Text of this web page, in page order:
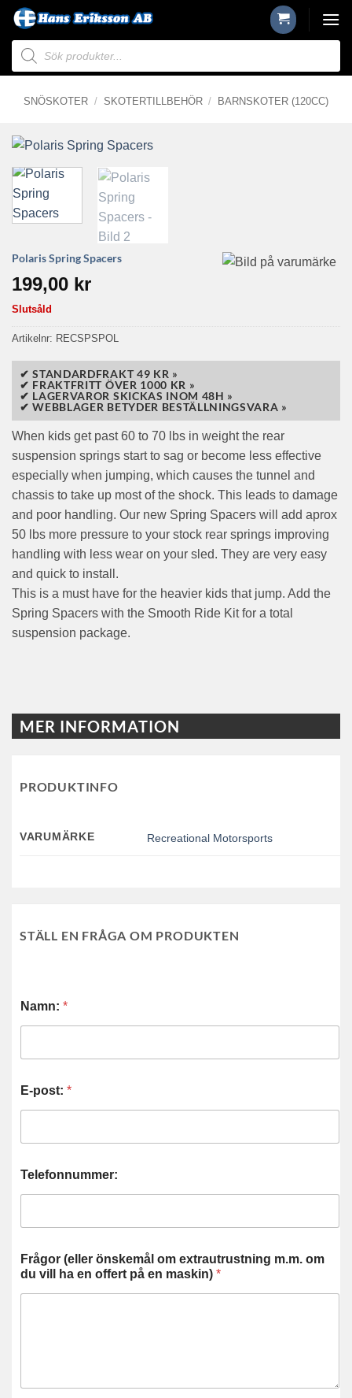
Skip
content
Produktsökning
SNÖSKOTER / SKOTERTILLBEHÖR / BARNSKOTER (120CC)
Polaris Spring Spacers
199,00 kr
Slutsåld
Artikelnr: RECSPSPOL
✔ STANDARDFRAKT 49 KR »
✔ FRAKTFRITT ÖVER 1000 KR »
✔ LAGERVAROR SKICKAS INOM 48H »
✔ WEBBLAGER BETYDER BESTÄLLNINGSVARA »
When kids get past 60 to 70 lbs in weight the rear
suspension springs start to sag or become less effective
especially when jumping, which causes the tunnel and
chassis to take up most of the shock. This leads to damage
and poor handling. Our new Spring Spacers will add aprox
50 lbs more pressure to your stock rear springs improving
handling with less wear on your sled. They are very easy
and quick to install.
This is a must have for the heavier kids that jump. Add the
Spring Spacers with the Smooth Ride Kit for a total
suspension package.
MER INFORMATION
PRODUKTINFO
VARUMÄRKE Recreational Motorsports
STÄLL EN FRÅGA OM PRODUKTEN
Namn: *
E-post: *
Telefonnummer:
Frågor (eller önskemål om extrautrustning m.m. om
du vill ha en offert på en maskin) *